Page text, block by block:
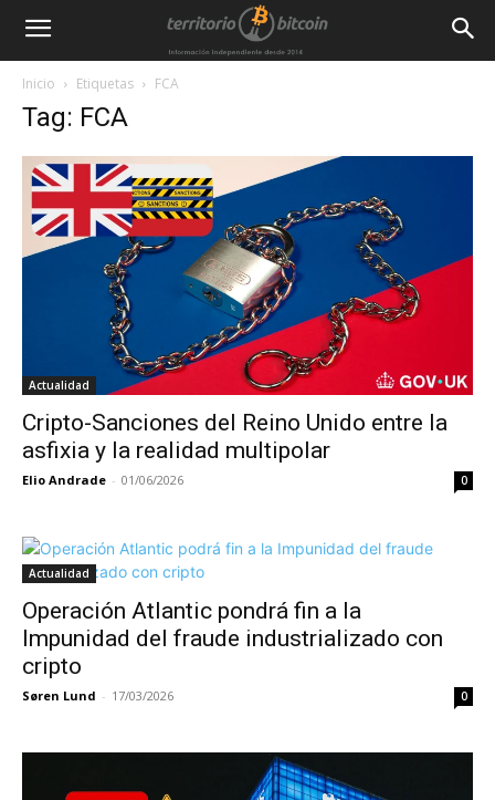
Inicio Etiquetas FCA
Tag: FCA
Actualidad
Cripto-Sanciones del Reino Unido entre la
asfixia y la realidad multipolar
Elio Andrade - 01/06/2026 0
Actualidad
Operación Atlantic pondrá fin a la
Impunidad del fraude industrializado con
cripto
Søren Lund - 17/03/2026 0